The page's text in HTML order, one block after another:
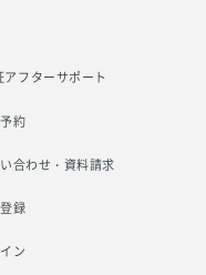
フターサポート
約
合わせ・資料請求
録
ン